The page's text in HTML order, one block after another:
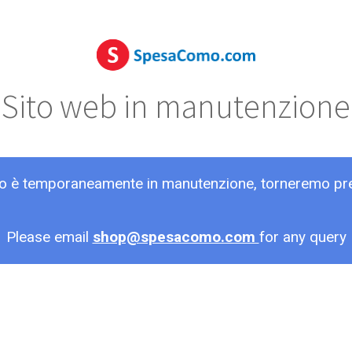
Sito web in manutenzione
è temporaneamente in manutenzione, torneremo
Please email shop@spesacomo.com for any query